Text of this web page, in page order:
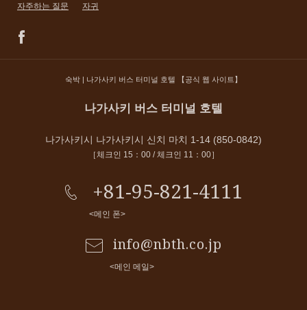
자주하는 질문 자귀
숙박 | 나가사키 버스 터미널 호텔 【공식 웹 사이트】
나가사키 버스 터미널 호텔
나가사키시 나가사키시 신치 마치 1-14 (850-0842)
［체크인 15：00 / 체크인 11：00］
+81-95-821-4111
<메인 폰>
info@nbth.co.jp
<메인 메일>